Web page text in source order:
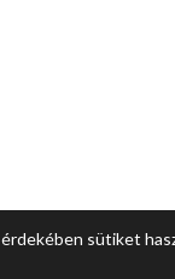
sütiket